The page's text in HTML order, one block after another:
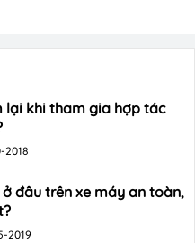
lại khi tham gia hợp tác
2018
đâu trên xe máy an toàn,
2019